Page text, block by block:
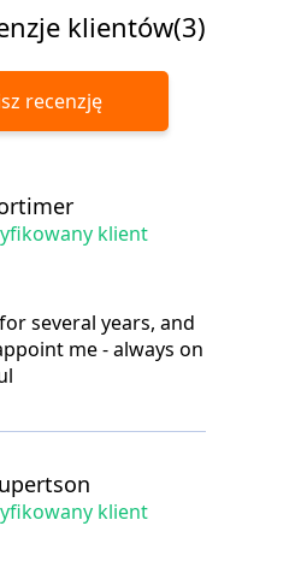
klientów(3)
recenzję
klient
several years, and
me - always on
klient